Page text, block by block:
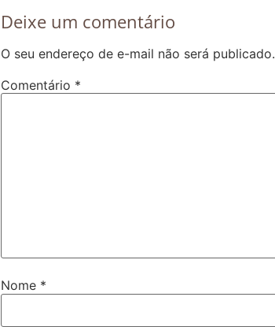
Deixe um comentário
O seu endereço de e-mail não será publicado.
Comentário *
Nome *